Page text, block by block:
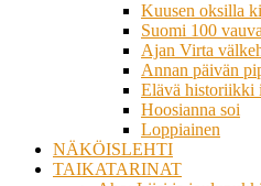
Kuusen oksilla
Suomi 100 vauva
Ajan Virta
Annan päivän
Elävä historiikki
Hoosianna soi
Loppiainen
NÄKÖISLEHTI
TAIKATARINAT